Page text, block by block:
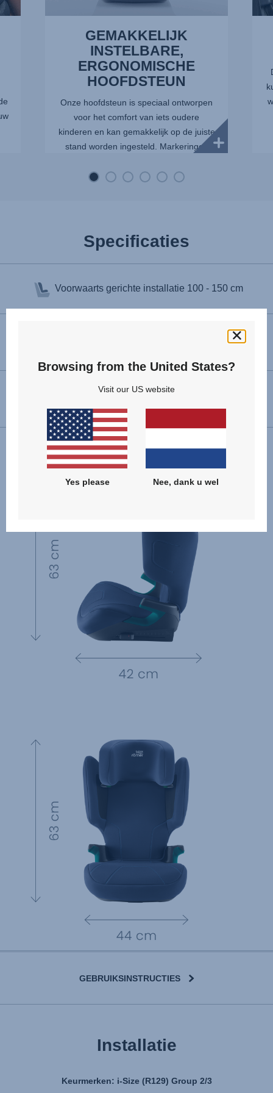
GEMAKKELIJK
INSTELBARE,
ERGONOMISCHE
HOOFDSTEUN
Onze hoofdsteun is speciaal ontworpen
voor het comfort van iets oudere
kinderen en kan gemakkelijk op de juiste
stand worden ingesteld. Markeringen
maken het de ouders makkelijke...
Specificaties
Voorwaarts gerichte installatie 100 - 150 cm
Product gewicht
5.9 kg
GEBRUIKSINSTRUCTIES
Installatie
Keurmerken: i-Size (R129) Group 2/3
Browsing from the United States?
Visit our US website
Yes please Nee, dank u wel